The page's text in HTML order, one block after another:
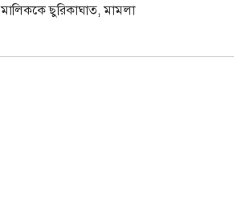
মালিককে ছুরিকাঘাত, মামলা